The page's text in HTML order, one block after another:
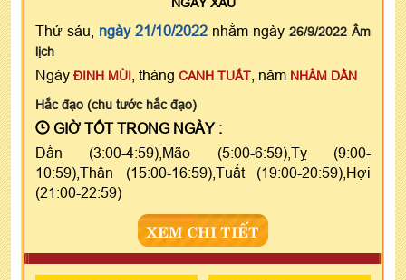
Thứ sáu, ngày 21/10/2022 nhằm ngày 26/9/2022 Âm
lịch
Ngày ĐINH MÙI , tháng CANH TUẤT , năm NHÂM DẦN
Hắc đạo (chu tước hắc đạo)
GIỜ TỐT TRONG NGÀY :
Dần (3:00-4:59),Mão (5:00-6:59),Tỵ (9:00-
10:59),Thân (15:00-16:59),Tuất (19:00-20:59),Hợi
(21:00-22:59)
XEM CHI TIẾT